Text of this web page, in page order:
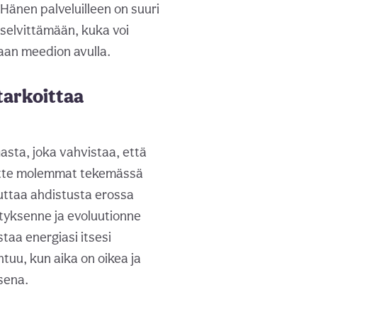
palveluilleen on suuri
kuka voi
meedion avulla.
tarkoittaa
joka vahvistaa, että
molemmat tekemässä
ahdistusta erossa
ja evoluutionne
energiasi itsesi
kun aika on oikea ja